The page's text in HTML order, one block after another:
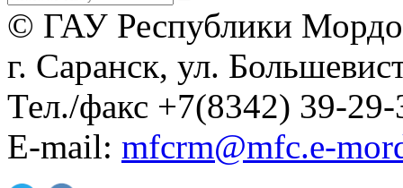
© ГАУ Республики
г. Саранск, ул.
Тел./факс +7(8342) 39-29-
E-mail: mfcrm@mfc.e-